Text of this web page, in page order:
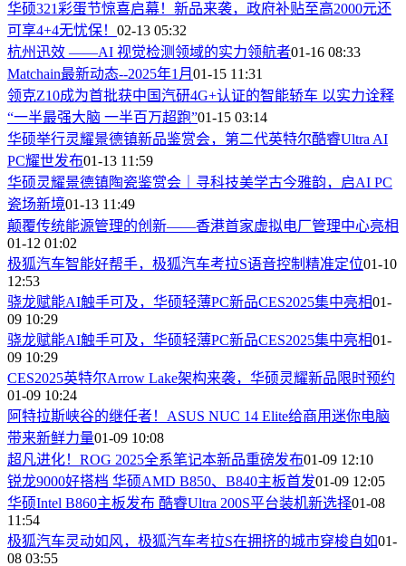
华硕321彩蛋节惊喜启幕！新品来袭，政府补贴至高2000元还
可享4+4无忧保！ 02-13 05:32
杭州迅效 ——AI 视觉检测领域的实力领航者01-16 08:33
Matchain最新动态--2025年1月 01-15 11:31
领克Z10成为首批获中国汽研4G+认证的智能轿车 以实力诠释
“一半最强大脑 一半百万超跑”01-15 03:14
华硕举行灵耀景德镇新品鉴赏会，第二代英特尔酷睿Ultra AI
PC耀世发布01-13 11:59
华硕灵耀景德镇陶瓷鉴赏会｜寻科技美学古今雅韵，启AI PC
瓷场新境01-13 11:49
颠覆传统能源管理的创新——香港首家虚拟电厂管理中心亮相
01-12 01:02
极狐汽车智能好帮手，极狐汽车考拉S语音控制精准定位01-10
12:53
骁龙赋能AI触手可及，华硕轻薄PC新品CES2025集中亮相01-
09 10:29
骁龙赋能AI触手可及，华硕轻薄PC新品CES2025集中亮相01-
09 10:29
CES2025英特尔Arrow Lake架构来袭，华硕灵耀新品限时预约
01-09 10:24
阿特拉斯峡谷的继任者！ASUS NUC 14 Elite给商用迷你电脑
带来新鲜力量01-09 10:08
超凡进化！ROG 2025全系笔记本新品重磅发布01-09 12:10
锐龙9000好搭档 华硕AMD B850、B840主板首发01-09 12:05
华硕Intel B860主板发布 酷睿Ultra 200S平台装机新选择01-08
11:54
极狐汽车灵动如风，极狐汽车考拉S在拥挤的城市穿梭自如01-
08 03:55